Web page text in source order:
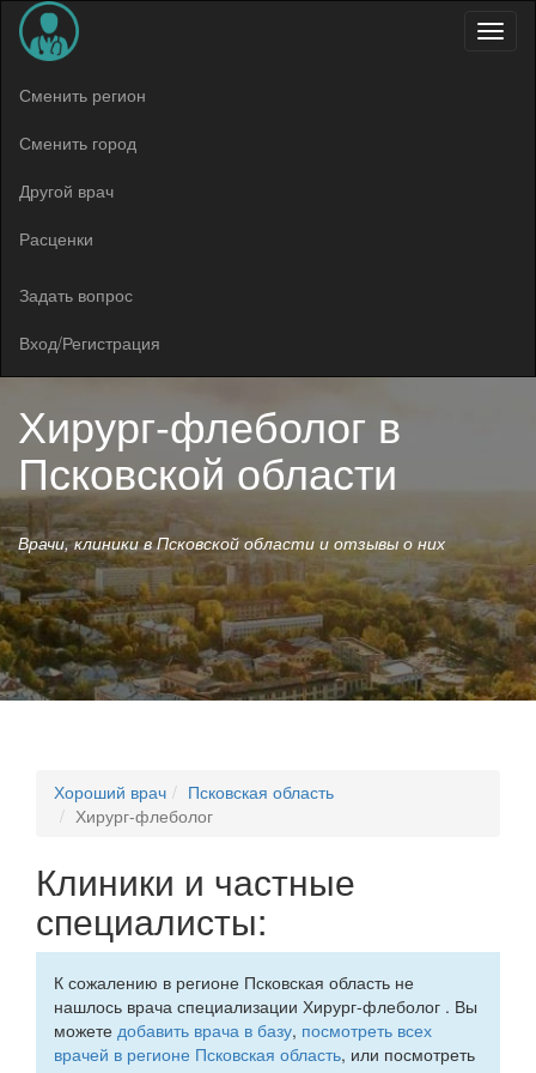
Меню
Сменить регион
Сменить город
Другой врач
Расценки
Задать вопрос
Вход/Регистрация
Хирург-флеболог в
Псковской области
Врачи, клиники в Псковской области и отзывы о них
Хороший врач
Псковская область
Хирург-флеболог
Клиники и частные
специалисты:
К сожалению в регионе Псковская область не
нашлось врача специализации Хирург-флеболог . Вы
можете добавить врача в базу, посмотреть всех
врачей в регионе Псковская область, или посмотреть